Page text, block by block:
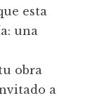
esta
una
obra
a